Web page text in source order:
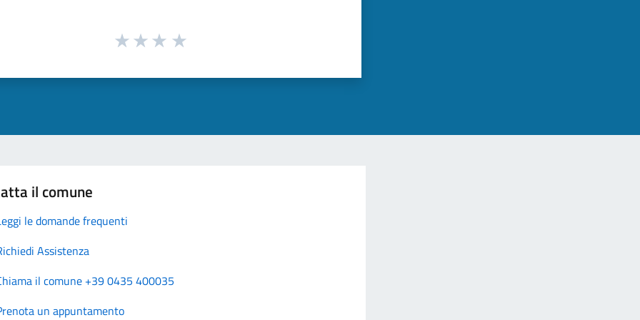
il comune
le domande frequenti
Assistenza
il comune +39 0435 400035
un appuntamento